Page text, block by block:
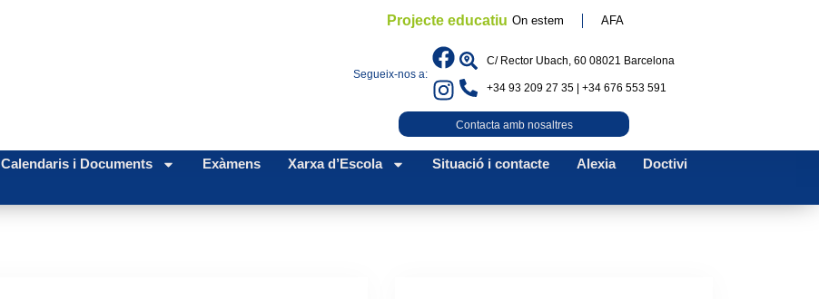
Projecte educatiu On estem AFA
Segueix-nos a:
C/ Rector Ubach, 60 08021 Barcelona
+34 93 209 27 35 | +34 676 553 591
Contacta amb nosaltres
Calendaris i Documents Exàmens Xarxa d’Escola Situació i contacte Alexia Doctivi